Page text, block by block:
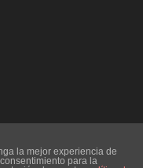
la mejor experiencia de
para la